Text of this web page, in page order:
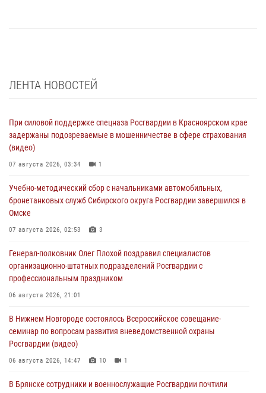
ЛЕНТА НОВОСТЕЙ
При силовой поддержке спецназа Росгвардии в Красноярском крае
задержаны подозреваемые в мошенничестве в сфере страхования
(видео)
07 августа 2026, 03:34 1
Учебно-методический сбор с начальниками автомобильных,
бронетанковых служб Сибирского округа Росгвардии завершился в
Омске
07 августа 2026, 02:53 3
Генерал-полковник Олег Плохой поздравил специалистов
организационно-штатных подразделений Росгвардии с
профессиональным праздником
06 августа 2026, 21:01
В Нижнем Новгороде состоялось Всероссийское совещание-
семинар по вопросам развития вневедомственной охраны
Росгвардии (видео)
06 августа 2026, 14:47 10 1
В Брянске сотрудники и военнослужащие Росгвардии почтили